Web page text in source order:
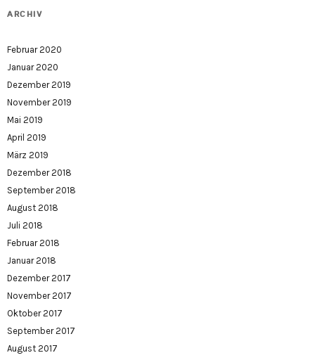
ARCHIV
Februar 2020
Januar 2020
Dezember 2019
November 2019
Mai 2019
April 2019
März 2019
Dezember 2018
September 2018
August 2018
Juli 2018
Februar 2018
Januar 2018
Dezember 2017
November 2017
Oktober 2017
September 2017
August 2017